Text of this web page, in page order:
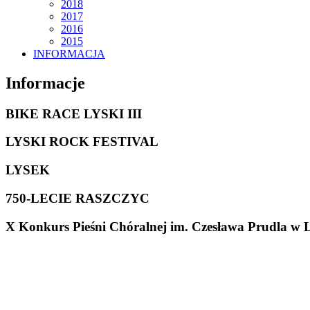
2018
2017
2016
2015
INFORMACJA
Informacje
BIKE RACE LYSKI III
LYSKI ROCK FESTIVAL
LYSEK
750-LECIE RASZCZYC
X Konkurs Pieśni Chóralnej im. Czesława Prudla w